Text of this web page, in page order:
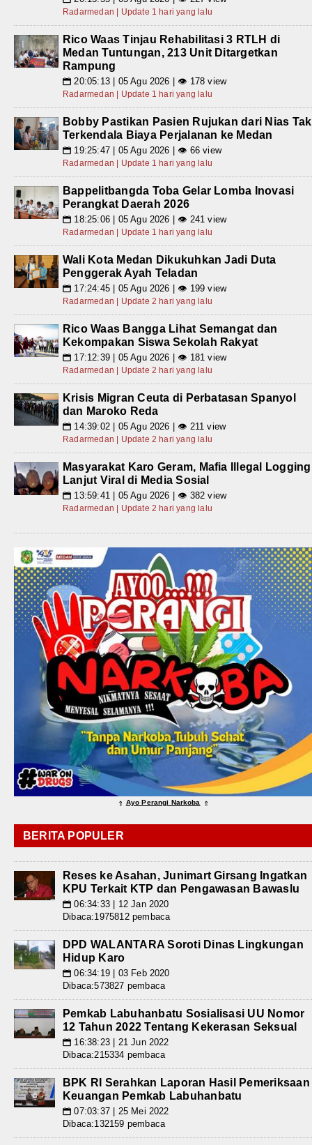
Radarmedan | Update 1 hari yang lalu
Rico Waas Tinjau Rehabilitasi 3 RTLH di
Medan Tuntungan, 213 Unit Ditargetkan
Rampung
📅 20:05:13 | 05 Agu 2026 | 👁 178 view
Radarmedan | Update 1 hari yang lalu
Bobby Pastikan Pasien Rujukan dari Nias Tak
Terkendala Biaya Perjalanan ke Medan
📅 19:25:47 | 05 Agu 2026 | 👁 66 view
Radarmedan | Update 1 hari yang lalu
Bappelitbangda Toba Gelar Lomba Inovasi
Perangkat Daerah 2026
📅 18:25:06 | 05 Agu 2026 | 👁 241 view
Radarmedan | Update 1 hari yang lalu
Wali Kota Medan Dikukuhkan Jadi Duta
Penggerak Ayah Teladan
📅 17:24:45 | 05 Agu 2026 | 👁 199 view
Radarmedan | Update 2 hari yang lalu
Rico Waas Bangga Lihat Semangat dan
Kekompakan Siswa Sekolah Rakyat
📅 17:12:39 | 05 Agu 2026 | 👁 181 view
Radarmedan | Update 2 hari yang lalu
Krisis Migran Ceuta di Perbatasan Spanyol
dan Maroko Reda
📅 14:39:02 | 05 Agu 2026 | 👁 211 view
Radarmedan | Update 2 hari yang lalu
Masyarakat Karo Geram, Mafia Illegal Logging
Lanjut Viral di Media Sosial
📅 13:59:41 | 05 Agu 2026 | 👁 382 view
Radarmedan | Update 2 hari yang lalu
⇑ Ayo Perangi Narkoba ⇑
BERITA POPULER
Reses ke Asahan, Junimart Girsang Ingatkan
KPU Terkait KTP dan Pengawasan Bawaslu
📅 06:34:33 | 12 Jan 2020
Dibaca:1975812 pembaca
DPD WALANTARA Soroti Dinas Lingkungan
Hidup Karo
📅 06:34:19 | 03 Feb 2020
Dibaca:573827 pembaca
Pemkab Labuhanbatu Sosialisasi UU Nomor
12 Tahun 2022 Tentang Kekerasan Seksual
📅 16:38:23 | 21 Jun 2022
Dibaca:215334 pembaca
BPK RI Serahkan Laporan Hasil Pemeriksaan
Keuangan Pemkab Labuhanbatu
📅 07:03:37 | 25 Mei 2022
Dibaca:132159 pembaca